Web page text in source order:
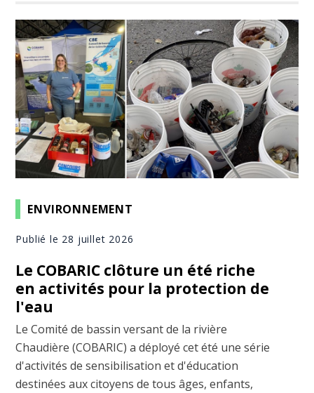
ENVIRONNEMENT
Publié le 28 juillet 2026
Le COBARIC clôture un été riche
en activités pour la protection de
l'eau
Le Comité de bassin versant de la rivière
Chaudière (COBARIC) a déployé cet été une série
d'activités de sensibilisation et d'éducation
destinées aux citoyens de tous âges, enfants,